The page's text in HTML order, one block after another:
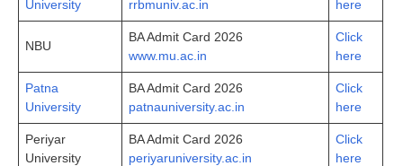
University rrbmuniv.ac.in here
NBU
BA Admit Card 2026
www.mu.ac.in
Click
here
Patna
University
BA Admit Card 2026
patnauniversity.ac.in
Click
here
Periyar
University
BA Admit Card 2026
periyaruniversity.ac.in
Click
here